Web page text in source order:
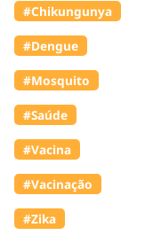
#Chikungunya
#Dengue
#Mosquito
#Saúde
#Vacina
#Vacinação
#Zika